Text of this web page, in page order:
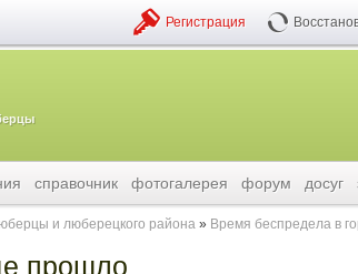
Регистрация
справочник фотогалерея форум досуг
и люберецкого района Время беспредела в
прошло